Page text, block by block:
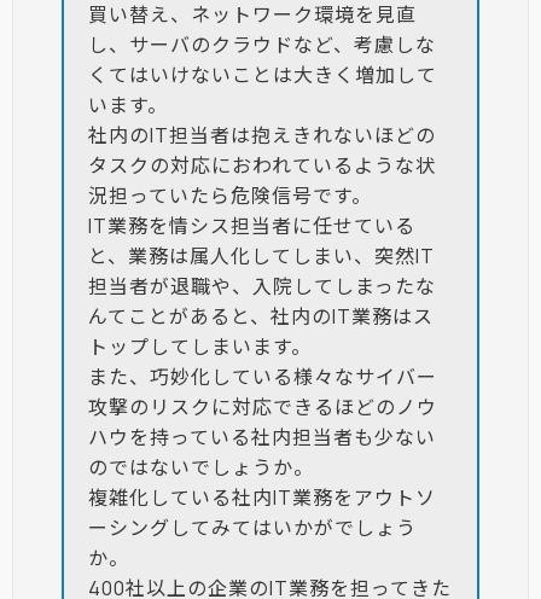
買い替え、ネットワーク環境を見直
し、サーバのクラウドなど、考慮しな
くてはいけないことは大きく増加して
います。
社内のIT担当者は抱えきれないほどの
タスクの対応におわれているような状
況担っていたら危険信号です。
IT業務を情シス担当者に任せている
と、業務は属人化してしまい、突然IT
担当者が退職や、入院してしまったな
んてことがあると、社内のIT業務はス
トップしてしまいます。
また、巧妙化している様々なサイバー
攻撃のリスクに対応できるほどのノウ
ハウを持っている社内担当者も少ない
のではないでしょうか。
複雑化している社内IT業務をアウトソ
ーシングしてみてはいかがでしょう
か。
400社以上の企業のIT業務を担ってきた